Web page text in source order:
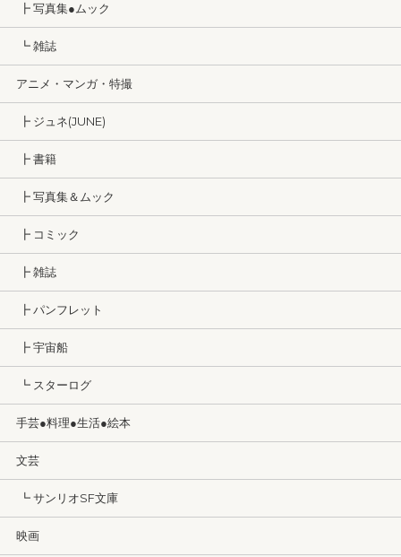
┣ 写真集●ムック
┗ 雑誌
アニメ・マンガ・特撮
┣ ジュネ(JUNE)
┣ 書籍
┣ 写真集＆ムック
┣ コミック
┣ 雑誌
┣ パンフレット
┣ 宇宙船
┗ スターログ
手芸●料理●生活●絵本
文芸
┗ サンリオSF文庫
映画